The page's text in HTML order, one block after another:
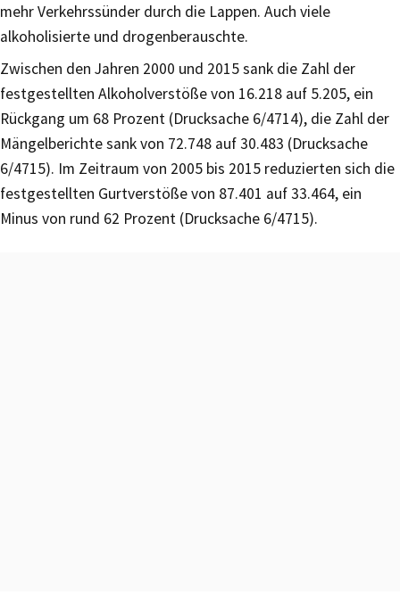
mehr Verkehrssünder durch die Lappen. Auch viele
alkoholisierte und drogenberauschte.
Zwischen den Jahren 2000 und 2015 sank die Zahl der
festgestellten Alkoholverstöße von 16.218 auf 5.205, ein
Rückgang um 68 Prozent (Drucksache 6/4714), die Zahl der
Mängelberichte sank von 72.748 auf 30.483 (Drucksache
6/4715). Im Zeitraum von 2005 bis 2015 reduzierten sich die
festgestellten Gurtverstöße von 87.401 auf 33.464, ein
Minus von rund 62 Prozent (Drucksache 6/4715).